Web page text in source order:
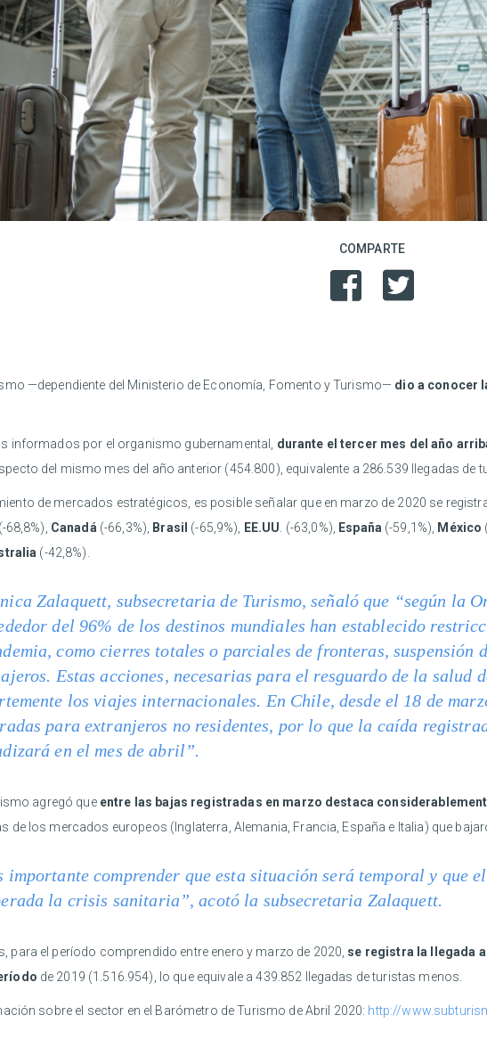
COMPARTE
—dependiente del Ministerio de Economía, Fomento y Turismo— dio a conocer
informados por el organismo gubernamental, durante el tercer mes del año
del mismo mes del año anterior (454.800), equivalente a 286.539 llegadas de
de mercados estratégicos, es posible señalar que en marzo de 2020 se
(-68,8%), Canadá (-66,3%), Brasil (-65,9%), EE.UU . (-63,0%), España (-59,1%), México
(-42,8%).
Zalaquett, subsecretaria de Turismo, señaló que “según la
del 96% de los destinos mundiales han establecido
como cierres totales o parciales de fronteras, suspensión
Estas acciones, necesarias para el resguardo de la salud
los viajes internacionales. En Chile, desde el 18 de
para extranjeros no residentes, por lo que la caída
en el mes de abril”.
agregó que entre las bajas registradas en marzo destaca
de los mercados europeos (Inglaterra, Alemania, Francia, España e Italia) que
importante comprender que esta situación será temporal y que
la crisis sanitaria”, acotó la subsecretaria Zalaquett.
para el período comprendido entre enero y marzo de 2020, se registra la llegada
de 2019 (1.516.954), lo que equivale a 439.852 llegadas de turistas menos.
sobre el sector en el Barómetro de Turismo de Abril 2020: http://